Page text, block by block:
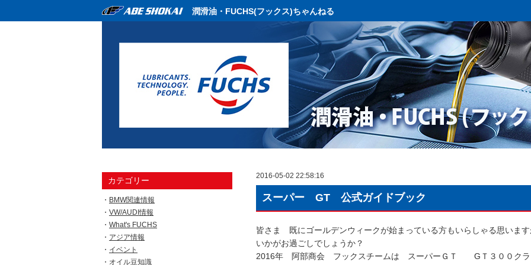
潤滑油・FUCHS(フックス)ちゃんねる
カテゴリー
BMW関連情報
VW/AUDI情報
What's FUCHS
アジア情報
イベント
オイル豆知識
2016-05-02 22:58:16
スーパー GT 公式ガイドブック
皆さま 既にゴールデンウィークが始まっている方もいらしゃる思いま
いかがお過ごしでしょうか？
2016年 阿部商会 フックスチームは スーパーＧＴ GＴ３００ク